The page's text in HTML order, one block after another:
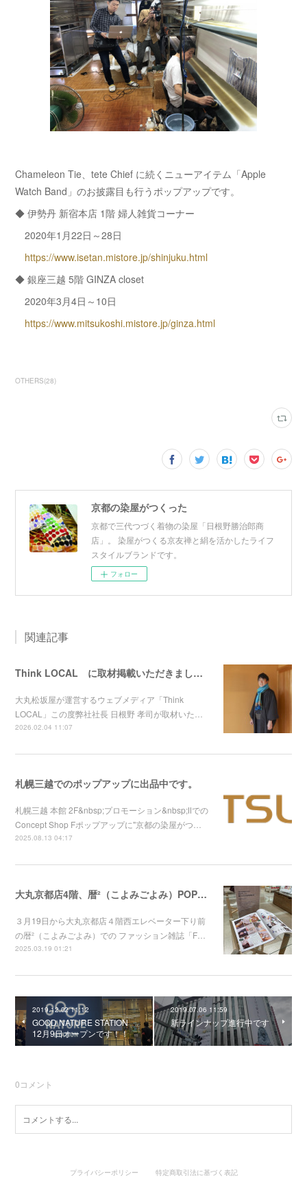
Chameleon Tie、tete Chief に続くニューアイテム「Apple
Watch Band」のお披露目も行うポップアップです。
◆ 伊勢丹 新宿本店 1階 婦人雑貨コーナー
2020年1月22日～28日
https://www.isetan.mistore.jp/shinjuku.html
◆ 銀座三越 5階 GINZA closet
2020年3月4日～10日
https://www.mitsukoshi.mistore.jp/ginza.html
OTHERS(28)
京都の染屋がつくった
京都で三代つづく着物の染屋「日根野勝治郎商
店」。 染屋がつくる京友禅と絹を活かしたライフ
スタイルブランドです。
フォロー
関連記事
Think LOCAL に取材掲載いただきました！
大丸松坂屋が運営するウェブメディア「Think
LOCAL」この度弊社社長 日根野 孝司が取材いた…
2026.02.04 11:07
札幌三越でのポップアップに出品中です。
札幌三越 本館 2F&nbsp;プロモーション&nbsp;Ⅱでの
Concept Shop Fポップアップに"京都の染屋がつ…
2025.08.13 04:17
大丸京都店4階、暦²（こよみごよみ）POP UPに"京都の染屋がつくった™"出展します。
３月19日から大丸京都店４階西エレベーター下り前
の暦²（こよみごよみ）での ファッション雑誌「F…
2025.03.19 01:21
2019.12.02 11:12
GOOD NATURE STATION
12月9日オープンです！！
2019.07.06 11:59
新ラインナップ進行中です
0コメント
プライバシーポリシー 特定商取引法に基づく表記